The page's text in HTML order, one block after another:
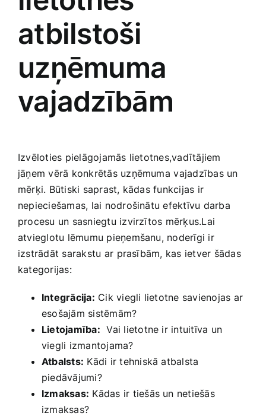
atbilstoši
uzņēmuma
vajadzībām
Izvēloties pielāgojamās lietotnes,vadītājiem
jāņem vērā konkrētās uzņēmuma ⁤vajadzības un
mērķi. Būtiski saprast, kādas funkcijas ir
nepieciešamas, lai nodrošinātu efektīvu darba
procesu un sasniegtu izvirzītos mērķus.Lai
atvieglotu lēmumu pieņemšanu, noderīgi ir ​
izstrādāt sarakstu ar⁤ prasībām, kas ietver ‍šādas
kategorijas:
Integrācija: Cik viegli lietotne savienojas​ ar
esošajām sistēmām?
Lietojamība: ​ Vai lietotne ir intuitīva un
viegli izmantojama?
Atbalsts: Kādi ir tehniskā atbalsta
piedāvājumi?
Izmaksas: Kādas ir tiešās un netiešās
izmaksas?